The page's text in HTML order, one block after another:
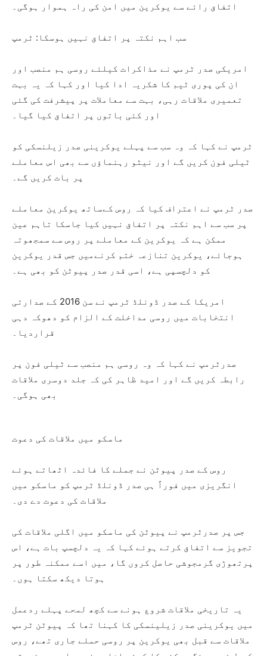
اتفاق رائے سے یوکرین میں امن کی راہ ہموار ہوگی۔
سب اہم نکتہ پر اتفاق نہیں ہوسکا: ٹرمپ
امریکی صدر ٹرمپ نے مذاکرات کیلئے روسی ہم منصب اور
ان کی پوری ٹیم کا شکریہ ادا کیا اور کہا کہ یہ بہت
تعمیری ملاقات رہی، بہت سے معاملات پر پیشرفت کی گئی
اور کئی باتوں پر اتفاق کیا گیا۔
ٹرمپ نے کہا کہ وہ سب سے پہلے یوکرینی صدر زیلنسکی کو
ٹیلی فون کریں گے اور نیٹو رہنماؤں سے بھی اس معاملے
پر بات کریں گے۔
صدر ٹرمپ نے اعتراف کیا کہ روس کےساتھ یوکرین معاملے
پر سب سے اہم نکتہ پر اتفاق نہیں کیا جاسکا تاہم عین
ممکن ہے کہ یوکرین کے معاملے پر روس سے سمجھوتہ
ہوجائے، یوکرین تنازعہ ختم کرنےمیں جس قدر یوکرین
کو دلچسپی ہے، اسی قدر صدر پیوٹن کو بھی ہے۔
امریکا کے صدر ڈونلڈ ٹرمپ نے سن 2016 کے صدارتی
انتخابات میں روسی مداخلت کے الزام کو دھوکہ دہی
قراردیا۔
صدرٹرمپ نے کہا کہ وہ روسی ہم منصب سے ٹیلی فون پر
رابطہ کریں گے اور امید ظاہر کی کہ جلد دوسری ملاقات
بھی ہوگی۔
ماسکو میں ملاقات کی دعوت
روس کے صدر پیوٹن نے جملے کا فائدہ اٹھاتے ہوئے
انگریزی میں فوراً ہی صدر ڈونلڈ ٹرمپ کو ماسکو میں
ملاقات کی دعوت دے دی۔
جس پر صدرٹرمپ نے پیوٹن کی ماسکو میں اگلی ملاقات کی
تجویز سے اتفاق کرتے ہوئے کہا کہ یہ دلچسپ بات ہے، اس
پرتھوڑی گرمجوشی حاصل کروں گا، میں اسے ممکنہ طور پر
ہوتا دیکھ سکتا ہوں۔
یہ تاریخی ملاقات شروع ہونے سے کچھ لمحے پہلے ردعمل
میں یوکرینی صدر زیلینسکی کا کہنا تھا کہ پیوٹن ٹرمپ
ملاقات سے قبل بھی یوکرین پر روسی حملے جاری تھے، روس